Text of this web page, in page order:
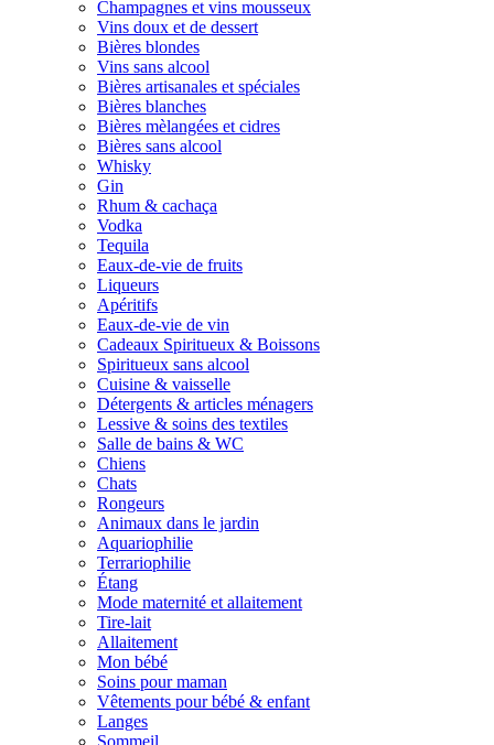
Champagnes et vins mousseux
Vins doux et de dessert
Bières blondes
Vins sans alcool
Bières artisanales et spéciales
Bières blanches
Bières mèlangées et cidres
Bières sans alcool
Whisky
Gin
Rhum & cachaça
Vodka
Tequila
Eaux-de-vie de fruits
Liqueurs
Apéritifs
Eaux-de-vie de vin
Cadeaux Spiritueux & Boissons
Spiritueux sans alcool
Cuisine & vaisselle
Détergents & articles ménagers
Lessive & soins des textiles
Salle de bains & WC
Chiens
Chats
Rongeurs
Animaux dans le jardin
Aquariophilie
Terrariophilie
Étang
Mode maternité et allaitement
Tire-lait
Allaitement
Mon bébé
Soins pour maman
Vêtements pour bébé & enfant
Langes
Sommeil